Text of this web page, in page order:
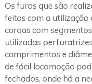
Os furos que são
feitos com a utilização
coroas com
utilizadas
comprimentos e
de fácil locomoção
fechados, onde há a